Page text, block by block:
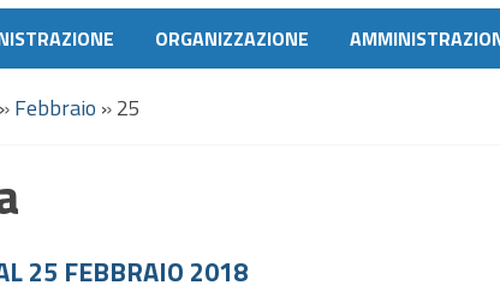
ORGANIZZAZIONE
»Febbraio »25
25 FEBBRAIO 2018